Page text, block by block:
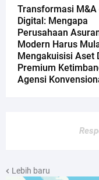
Transformasi M&A
Digital: Mengapa
Perusahaan
Modern Harus
Mengakuisisi Aset
Premium
Agensi
Lebih baru